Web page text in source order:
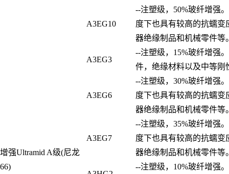
增强Ultramid A级(尼龙
66)
A3EG10
--注塑级，50%玻纤增强
度下也具有较高的抗蠕
器绝缘制品和机械零件等
A3EG3
--注塑级，15%玻纤增强
件，绝缘材料以及中等刚
A3EG6
--注塑级，30%玻纤增强
度下也具有较高的抗蠕
器绝缘制品和机械零件等
A3EG7
--注塑级，35%玻纤增强
度下也具有较高的抗蠕
器绝缘制品和机械零件等
--注塑级，10%玻纤增强